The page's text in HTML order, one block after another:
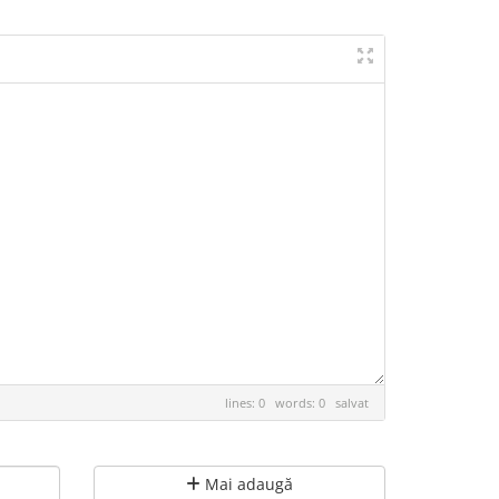
lines: 0 words: 0 salvat
Mai adaugă